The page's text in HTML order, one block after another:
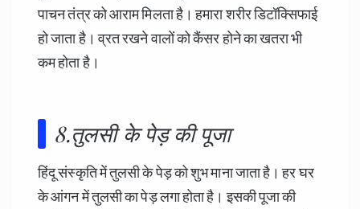
पाचन तंत्र को आराम मिलता है। हमारा शरीर डिटॉक्सिफाई
हो जाता है। व्रत रखने वालों को कैंसर होने का खतरा भी
कम होता है।
8.तुलसी के पेड़ की पूजा
हिंदू संस्कृति में तुलसी के पेड़ को शुभ माना जाता है। हर घर
के आंगन में तुलसी का पेड़ लगा होता है। इसकी पूजा की